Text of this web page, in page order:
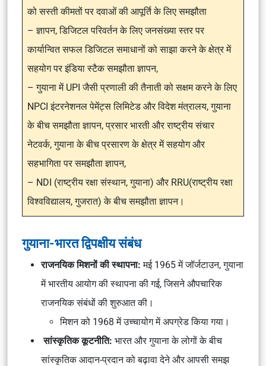
को सस्ती कीमतों पर दवाओं की आपूर्ति के लिए समझौता
– ज्ञापन, डिजिटल परिवर्तन के लिए जनसंख्या स्तर पर
कार्यान्वित सफल डिजिटल समाधानों को साझा करने के क्षेत्र में
सहयोग पर इंडिया स्टैक समझौता ज्ञापन,
– गुयाना में UPI जैसी प्रणाली की तैनाती को सक्षम करने के लिए
NPCI इंटरनेशनल पेमेंट्स लिमिटेड और विदेश मंत्रालय, गुयाना
के बीच समझौता ज्ञापन, प्रसार भारती और राष्ट्रीय संचार
नेटवर्क, गुयाना के बीच प्रसारण के क्षेत्र में सहयोग और
सहभागिता पर समझौता ज्ञापन,
– NDI (राष्ट्रीय रक्षा संस्थान, गुयाना) और RRU(राष्ट्रीय रक्षा
विश्वविद्यालय, गुजरात) के बीच समझौता ज्ञापन।
गुयाना-भारत द्विपक्षीय संबंध
राजनयिक मिशनों की स्थापना:मई 1965 में जॉर्जटाउन, गुयाना
में भारतीय आयोग की स्थापना की गई, जिसने औपचारिक
राजनयिक संबंधों की शुरुआत की।
मिशन को 1968 में उच्चायोग में अपग्रेड किया गया।
सांस्कृतिक कूटनीति: भारत और गुयाना के लोगों के बीच
सांस्कृतिक आदान-प्रदान को बढ़ावा देने और आपसी समझ